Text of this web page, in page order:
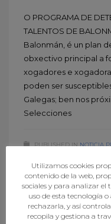
O PROGRAMA DE
TALENTOS DE
Balonmán, é un plan
obxectivo principal a
xogadores e
poden ser
Galegas; ben nos
Selecciones
PUBLISHED IN NOTICIA
TECNIFICACIÓN
Utilizamos cookies
contenido de la web,
sociales y para analizar el
uso de esta tecnología
rechazarla, y así
recopila y gestiona a